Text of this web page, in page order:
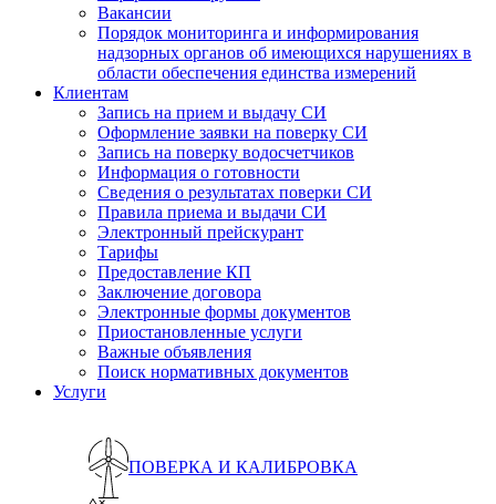
Вакансии
Порядок мониторинга и информирования
надзорных органов об имеющихся нарушениях в
области обеспечения единства измерений
Клиентам
Запись на прием и выдачу СИ
Оформление заявки на поверку СИ
Запись на поверку водосчетчиков
Информация о готовности
Сведения о результатах поверки СИ
Правила приема и выдачи СИ
Электронный прейскурант
Тарифы
Предоставление КП
Заключение договора
Электронные формы документов
Приостановленные услуги
Важные объявления
Поиск нормативных документов
Услуги
ПОВЕРКА И КАЛИБРОВКА